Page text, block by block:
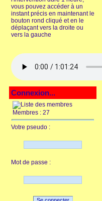
vous pouvez accéder à un
instant précis en maintenant le
bouton rond cliqué et en le
déplaçant vers la droite ou
vers la gauche
Connexion...
Membres : 27
Votre pseudo :
Mot de passe :